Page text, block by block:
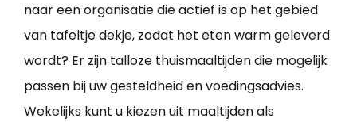
naar een organisatie die actief is op het gebied
van tafeltje dekje, zodat het eten warm geleverd
wordt? Er zijn talloze thuismaaltijden die mogelijk
passen bij uw gesteldheid en voedingsadvies.
Wekelijks kunt u kiezen uit maaltijden als